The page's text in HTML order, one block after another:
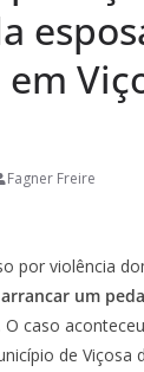
Fagner Freire
por violência
um
O caso
de Viçosa